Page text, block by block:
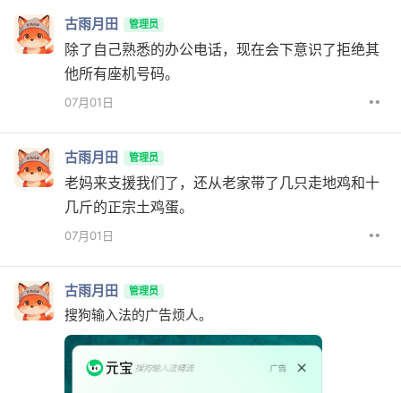
古雨月田 管理员
除了自己熟悉的办公电话，现在会下意识了拒绝其
他所有座机号码。
07月01日 ••
古雨月田 管理员
老妈来支援我们了，还从老家带了几只走地鸡和十
几斤的正宗土鸡蛋。
07月01日 ••
古雨月田 管理员
搜狗输入法的广告烦人。